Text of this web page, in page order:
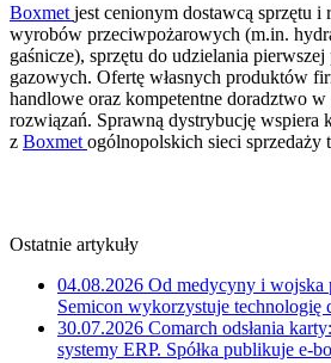
Boxmet jest cenionym dostawcą sprzętu i
wyrobów przeciwpożarowych (m.in.
gaśnicze), sprzętu do udzielania
gazowych. Ofertę własnych produktów
handlowe oraz kompetentne doradztwo w
rozwiązań. Sprawną dystrybucję wspiera
z Boxmet ogólnopolskich sieci sprzedaży
Ostatnie artykuły
04.08.2026 Od medycyny i
Semicon wykorzystuje
30.07.2026 Comarch odsłania
systemy ERP. Spółka publikuje e-